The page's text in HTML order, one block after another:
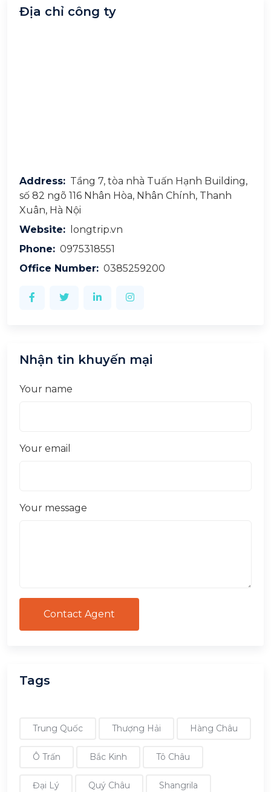
Địa chỉ công ty
Address: Tầng 7, tòa nhà Tuấn Hạnh Building,
số 82 ngõ 116 Nhân Hòa, Nhân Chính, Thanh
Xuân, Hà Nội
Website:
longtrip.vn
Phone: 0975318551
Office Number: 0385259200
Nhận tin khuyến mại
Your name
Your email
Your message
Contact Agent
Tags
Trung Quốc Thượng Hải Hàng Châu
Ô Trấn Bắc Kinh Tô Châu
Đại Lý Quý Châu Shangrila